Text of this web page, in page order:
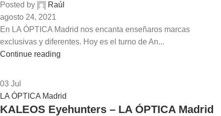
Posted by
Raúl
agosto 24, 2021
En LA ÓPTICA Madrid nos encanta enseñaros marcas
exclusivas y diferentes. Hoy es el turno de An...
Continue reading
03 Jul
LA ÓPTICA Madrid
KALEOS Eyehunters – LA ÓPTICA Madrid